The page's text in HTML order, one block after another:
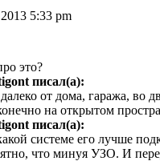
5:33 pm
это?
писал(а):
от дома, гаража, во
на открытом
писал(а):
системе его лучше
что минуя УЗО. И